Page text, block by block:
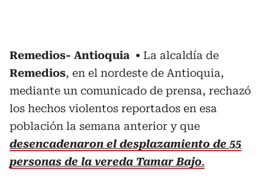
Remedios- Antioquia
La alcaldía de
Remedios, en el nordeste de Antioquia,
mediante un comunicado de prensa, rechazó
los hechos violentos reportados en esa
población la semana anterior y que
desencadenaron el desplazamiento de 55
personas de la vereda Tamar Bajo.